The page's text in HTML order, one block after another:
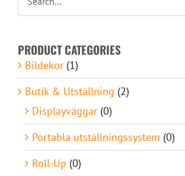
Om oss
Kontakt
PRODUCT CATEGORIES
Bildekor (1)
Butik & Utställning (2)
Displayväggar (0)
Portabla utställningssystem (0)
Roll-Up (0)